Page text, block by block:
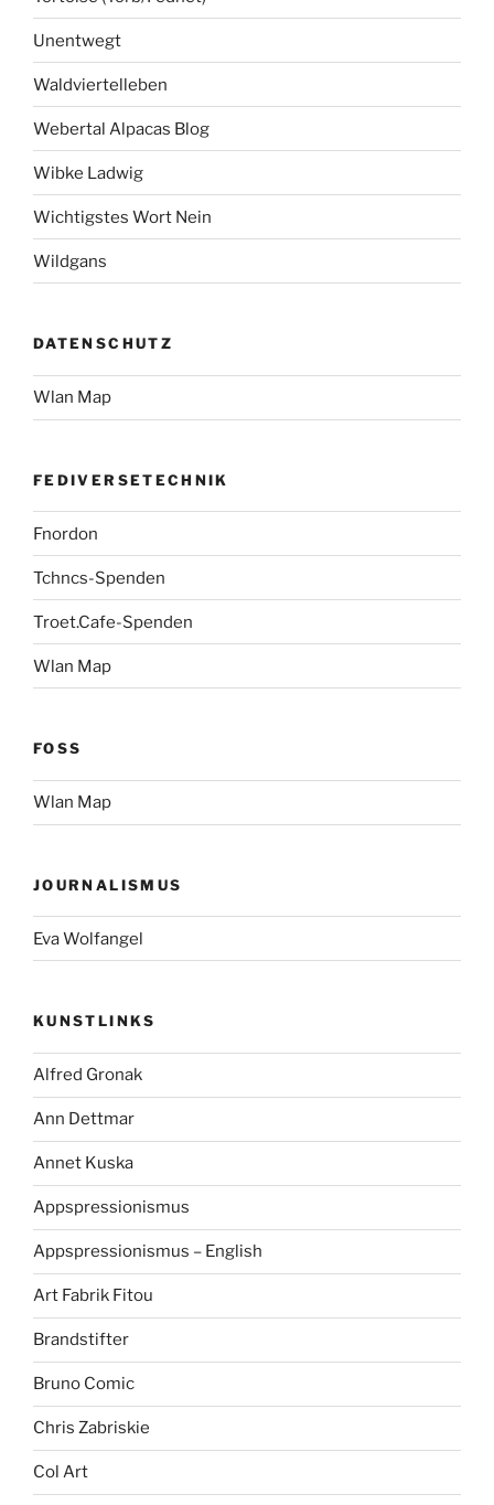
Unentwegt
Waldviertelleben
Webertal Alpacas Blog
Wibke Ladwig
Wichtigstes Wort Nein
Wildgans
DATENSCHUTZ
Wlan Map
FEDIVERSETECHNIK
Fnordon
Tchncs-Spenden
Troet.Cafe-Spenden
Wlan Map
FOSS
Wlan Map
JOURNALISMUS
Eva Wolfangel
KUNSTLINKS
Alfred Gronak
Ann Dettmar
Annet Kuska
Appspressionismus
Appspressionismus – English
Art Fabrik Fitou
Brandstifter
Bruno Comic
Chris Zabriskie
Col Art